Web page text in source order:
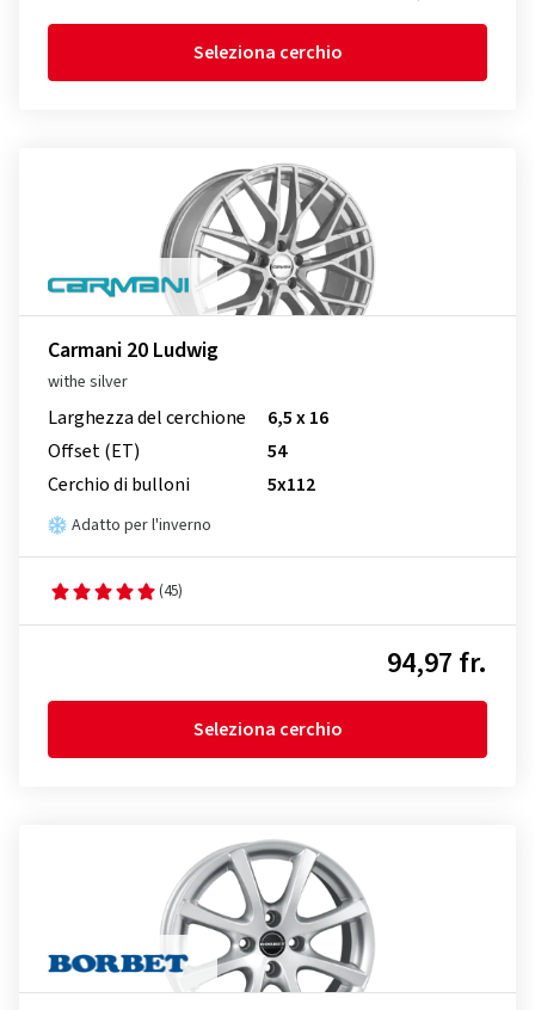
Seleziona cerchio
Carmani 20 Ludwig
withe silver
Larghezza del cerchione
6,5 x 16
Offset (ET)
54
Cerchio di bulloni
5x112
Adatto per l'inverno
(45)
94,97 fr.
Seleziona cerchio